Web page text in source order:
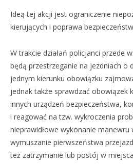
Ideą tej akcji jest ograniczenie
kierujących i poprawa
W trakcie działań policjanci przede
będą przestrzeganie na jezdniach o
jednym kierunku obowiązku
jednak także sprawdzać obowiązek
innych urządzeń bezpieczeństwa,
i reagować na tzw. wykroczenia
nieprawidłowe wykonanie manewru
wymuszanie pierwszeństwa
też zatrzymanie lub postój w